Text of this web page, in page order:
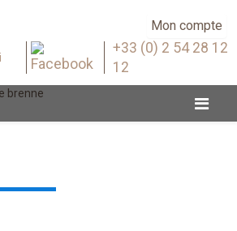
Mon compte
+33 (0) 2 54 28 12
12